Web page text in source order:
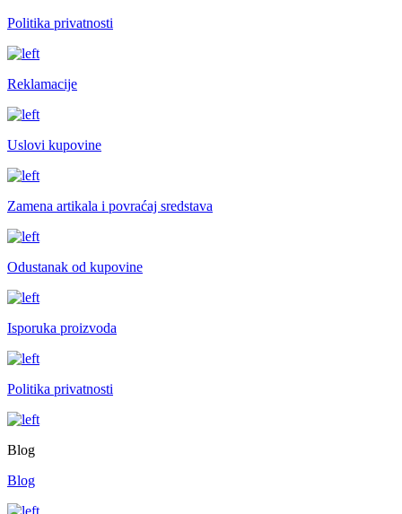
Politika privatnosti
Reklamacije
Uslovi kupovine
Zamena artikala i povraćaj sredstava
Odustanak od kupovine
Isporuka proizvoda
Politika privatnosti
Blog
Blog